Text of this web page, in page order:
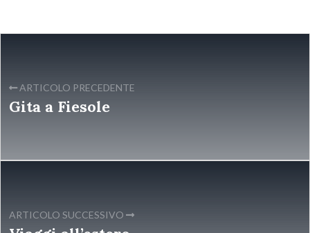
ARTICOLO PRECEDENTE
Gita a Fiesole
ARTICOLO SUCCESSIVO